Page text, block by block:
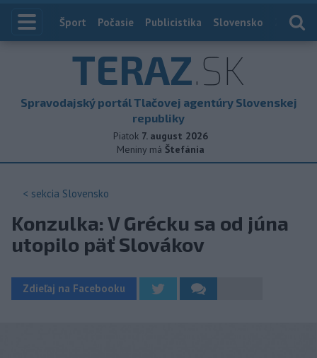
Index
Šport Počasie Publicistika Slovensko
TERAZ.SK
Spravodajský portál Tlačovej agentúry Slovenskej
republiky
Piatok 7. august 2026
Meniny má Štefánia
< sekcia Slovensko
Konzulka: V Grécku sa od júna
utopilo päť Slovákov
Zdieľaj na Facebooku